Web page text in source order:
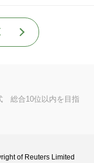
総合10位以内を目指
of Reuters Limited